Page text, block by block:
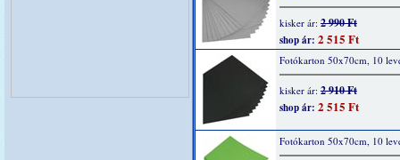
kisker ár: 2 990 Ft
shop ár: 2 515 Ft
Fotókarton 50x70cm, 10
kisker ár: 2 910 Ft
shop ár: 2 515 Ft
Fotókarton 50x70cm, 10